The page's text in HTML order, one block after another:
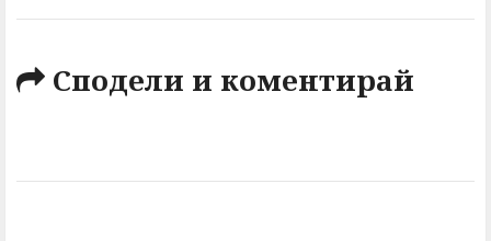
Сподели и коментирай